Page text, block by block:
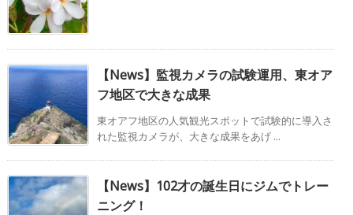
【News】監視カメラの試験運用、東オア
フ地区で大きな成果
東オアフ地区の人気観光スポットで試験的に導入さ
れた監視カメラが、大きな成果をあげ ...
【News】102才の誕生日にジムでトレー
ニング！